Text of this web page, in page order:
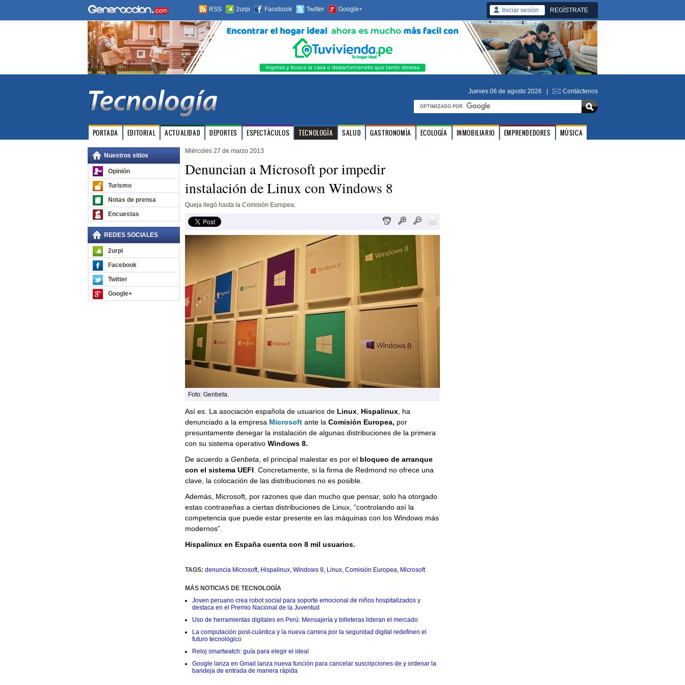
RSS 2urpi Facebook Twitter Google+ Iniciar sesión REGÍSTRATE
Jueves 06 de agosto 2026 | Contáctenos
PORTADA EDITORIAL ACTUALIDAD DEPORTES ESPECTÁCULOS TECNOLOGÍA SALUD GASTRONOMÍA ECOLOGÍA INMOBILIARIO EMPRENDEDORES MÚSICA
Nuestros sitios
Opinión
Turismo
Notas de prensa
Encuestas
REDES SOCIALES
2urpi
Facebook
Twitter
Google+
Miércoles 27 de marzo 2013
Denuncian a Microsoft por impedir
instalación de Linux con Windows 8
Queja llegó hasta la Comisión Europea.
Foto: Genbeta.
Así es. La asociación española de usuarios de Linux, Hispalinux, ha
denunciado a la empresa Microsoftante la Comisión Europea, por
presuntamente denegar la instalación de algunas distribuciones de la primera
con su sistema operativo Windows 8.
De acuerdo a Genbeta , el principal malestar es por el bloqueo de arranque
con el sistema UEFI . Concretamente, si la firma de Redmond no ofrece una
clave, la colocación de las distribuciones no es posible.
Además, Microsoft, por razones que dan mucho que pensar, solo ha otorgado
estas contraseñas a ciertas distribuciones de Linux, “controlando así la
competencia que puede estar presente en las máquinas con los Windows más
modernos”.
Hispalinux en España cuenta con 8 mil usuarios.
TAGS: denuncia Microsoft, Hispalinux, Windows 8, Linux, Comisión Europea, Microsoft
MÁS NOTICIAS DE TECNOLOGÍA
Joven peruano crea robot social para soporte emocional de niños hospitalizados y
destaca en el Premio Nacional de la Juventud
Uso de herramientas digitales en Perú: Mensajería y billeteras lideran el mercado
La computación post-cuántica y la nueva carrera por la seguridad digital redefinen el
futuro tecnológico
Reloj smartwatch: guía para elegir el ideal
Google lanza en Gmail lanza nueva función para cancelar suscripciones de y ordenar la
bandeja de entrada de manera rápida